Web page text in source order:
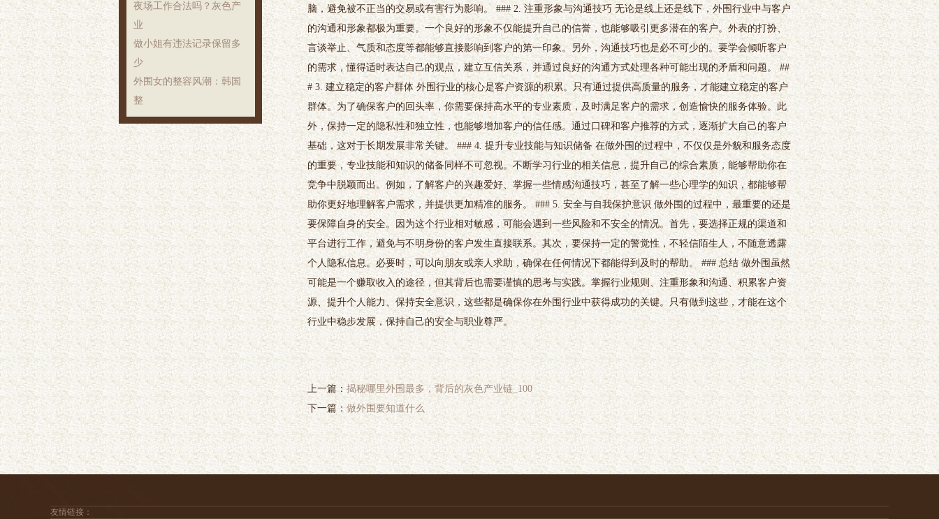
夜场工作合法吗？灰色产
业
做小姐有违法记录保留多
少
外围女的整容风潮：韩国
整
脑，避免被不正当的交易或有害行为影响。 ### 2. 注重形象与沟通技巧 无论是线上还是线下，外围行业中与客户
的沟通和形象都极为重要。一个良好的形象不仅能提升自己的信誉，也能够吸引更多潜在的客户。外表的打扮、
言谈举止、气质和态度等都能够直接影响到客户的第一印象。另外，沟通技巧也是必不可少的。要学会倾听客户
的需求，懂得适时表达自己的观点，建立互信关系，并通过良好的沟通方式处理各种可能出现的矛盾和问题。 ##
# 3. 建立稳定的客户群体 外围行业的核心是客户资源的积累。只有通过提供高质量的服务，才能建立稳定的客户
群体。为了确保客户的回头率，你需要保持高水平的专业素质，及时满足客户的需求，创造愉快的服务体验。此
外，保持一定的隐私性和独立性，也能够增加客户的信任感。通过口碑和客户推荐的方式，逐渐扩大自己的客户
基础，这对于长期发展非常关键。 ### 4. 提升专业技能与知识储备 在做外围的过程中，不仅仅是外貌和服务态度
的重要，专业技能和知识的储备同样不可忽视。不断学习行业的相关信息，提升自己的综合素质，能够帮助你在
竞争中脱颖而出。例如，了解客户的兴趣爱好、掌握一些情感沟通技巧，甚至了解一些心理学的知识，都能够帮
助你更好地理解客户需求，并提供更加精准的服务。 ### 5. 安全与自我保护意识 做外围的过程中，最重要的还是
要保障自身的安全。因为这个行业相对敏感，可能会遇到一些风险和不安全的情况。首先，要选择正规的渠道和
平台进行工作，避免与不明身份的客户发生直接联系。其次，要保持一定的警觉性，不轻信陌生人，不随意透露
个人隐私信息。必要时，可以向朋友或亲人求助，确保在任何情况下都能得到及时的帮助。 ### 总结 做外围虽然
可能是一个赚取收入的途径，但其背后也需要谨慎的思考与实践。掌握行业规则、注重形象和沟通、积累客户资
源、提升个人能力、保持安全意识，这些都是确保你在外围行业中获得成功的关键。只有做到这些，才能在这个
行业中稳步发展，保持自己的安全与职业尊严。
上一篇： 揭秘哪里外围最多，背后的灰色产业链_100
下一篇： 做外围要知道什么
友情链接：